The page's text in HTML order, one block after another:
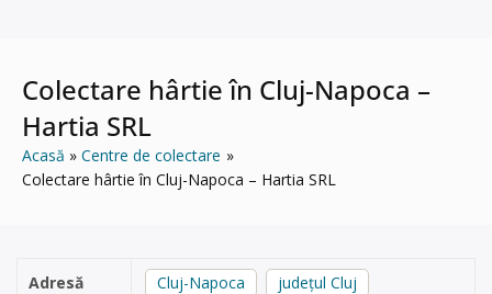
Colectare hârtie în Cluj-Napoca –
Hartia SRL
Acasă
Centre de colectare
Colectare hârtie în Cluj-Napoca – Hartia SRL
Adresă Cluj-Napoca județul Cluj